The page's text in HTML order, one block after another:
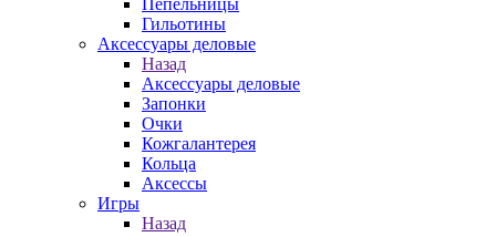
Пепельницы
Гильотины
Аксессуары деловые
Назад
Аксессуары деловые
Запонки
Очки
Кожгалантерея
Кольца
Аксессы
Игры
Назад